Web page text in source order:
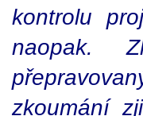
kontrolu
naopak.
zkoumání